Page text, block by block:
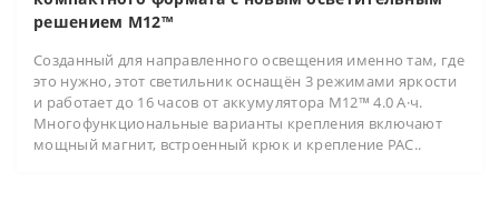
решением M12™
Созданный для направленного освещения именно там, где
это нужно, этот светильник оснащён 3 режимами яркости
и работает до 16 часов от аккумулятора M12™ 4.0 А·ч.
Многофункциональные варианты крепления включают
мощный магнит, встроенный крюк и крепление PAC..